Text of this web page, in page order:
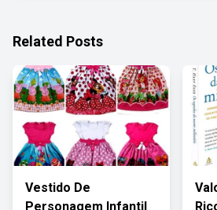
Related Posts
Vestido De
Personagem Infantil